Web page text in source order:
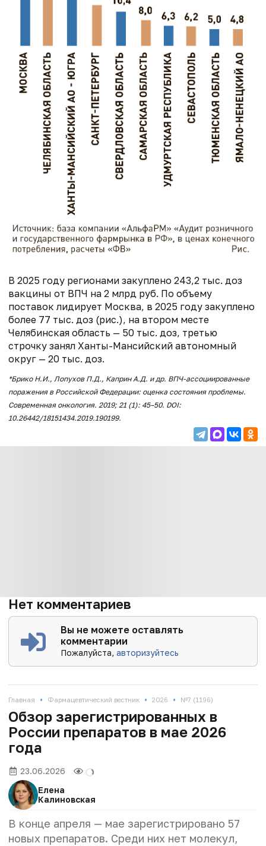
В 2025 году регионами закуплено 243,2 тыс. доз
вакцины от ВПЧ на 2 млрд руб. По объему
поставок лидирует Москва, в 2025 году закуплено
более 77 тыс. доз (рис.), на втором месте
Челябинская область — 50 тыс. доз, третью
строчку занял Ханты-Мансийский автономный
округ — 20 тыс. доз.
*Брико Н.И., Лопухов П.Д., Каприн А.Д. и др. ВПЧ-ассоциированные
поражения в Российской Федерации: оценка состояния проблемы.
Современная онкология. 2019; 21 (1): 45–50. DOI:
10.26442/18151434.2019.190199.
Нет комментариев
Вы не можете оставлять
комментарии
Пожалуйста,авторизуйтесь
Главная • Фармацевтический вестник • 2026 • №7 (1196)
Обзор зарегистрированных в
России препаратов в мае 2026
года
23.06.2026
Елена
Калиновская
В конце апреля — мае зарегистрировано 57
новых препаратов. Среди них нет молекул,